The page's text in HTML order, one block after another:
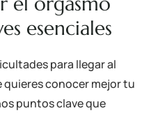
esenciales
para llegar al
conocer mejor tu
puntos clave que